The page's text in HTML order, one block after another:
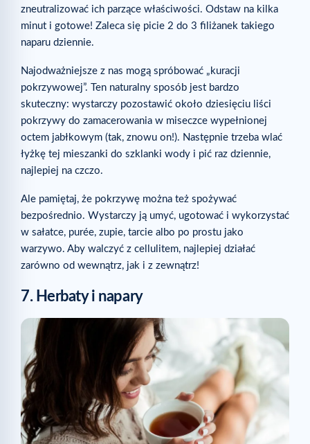
zneutralizować ich parzące właściwości. Odstaw na kilka
minut i gotowe! Zaleca się picie 2 do 3 filiżanek takiego
naparu dziennie.
Najodważniejsze z nas mogą spróbować „kuracji
pokrzywowej”. Ten naturalny sposób jest bardzo
skuteczny: wystarczy pozostawić około dziesięciu liści
pokrzywy do zamacerowania w miseczce wypełnionej
octem jabłkowym (tak, znowu on!). Następnie trzeba wlać
łyżkę tej mieszanki do szklanki wody i pić raz dziennie,
najlepiej na czczo.
Ale pamiętaj, że pokrzywę można też spożywać
bezpośrednio. Wystarczy ją umyć, ugotować i wykorzystać
w sałatce, purée, zupie, tarcie albo po prostu jako
warzywo. Aby walczyć z cellulitem, najlepiej działać
zarówno od wewnątrz, jak i z zewnątrz!
7. Herbaty i napary